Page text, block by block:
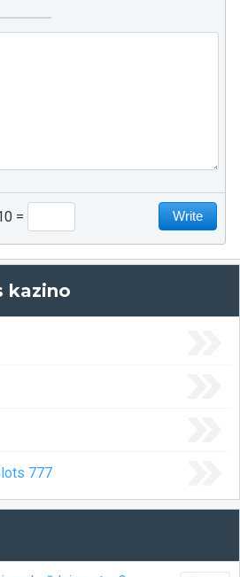
kazino
777